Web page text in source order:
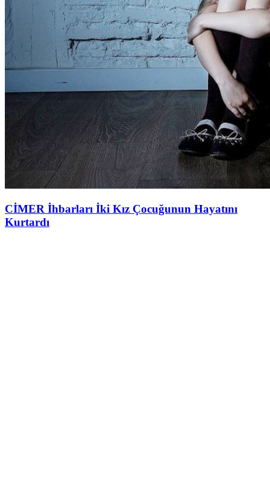
CİMER İhbarları İki Kız Çocuğunun Hayatını
Kurtardı